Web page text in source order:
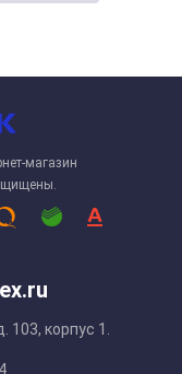
корпус 1.
магазин